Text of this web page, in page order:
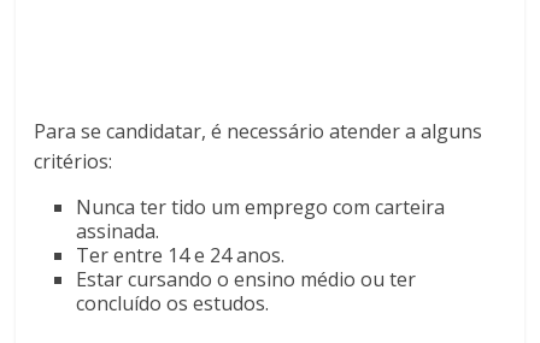
Para se candidatar, é necessário atender a alguns
critérios:
Nunca ter tido um emprego com carteira
assinada.
Ter entre 14 e 24 anos.
Estar cursando o ensino médio ou ter
concluído os estudos.